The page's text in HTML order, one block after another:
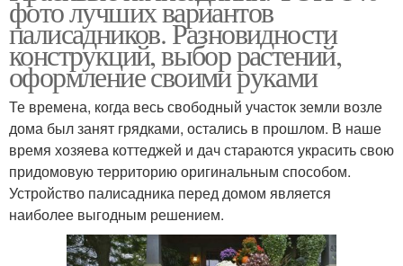
фото лучших вариантов
палисадников. Разновидности
конструкций, выбор растений,
оформление своими руками
Те времена, когда весь свободный участок земли возле
дома был занят грядками, остались в прошлом. В наше
время хозяева коттеджей и дач стараются украсить свою
придомовую территорию оригинальным способом.
Устройство палисадника перед домом является
наиболее выгодным решением.